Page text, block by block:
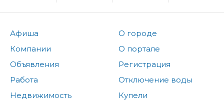
Афиша
Компании
Объявления
Работа
Недвижимость
О городе
О портале
Регистрация
Отключение воды
Купели